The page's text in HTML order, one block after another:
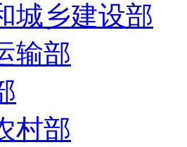
城乡建设部
输部
村部